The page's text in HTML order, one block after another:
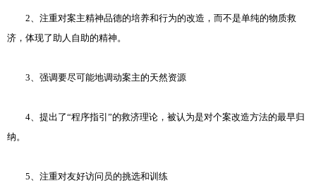
2、注重对案主精神品德的培养和行为的改造，而不是单纯的物质救
济，体现了助人自助的精神。
3、强调要尽可能地调动案主的天然资源
4、提出了“程序指引”的救济理论，被认为是对个案改造方法的最早归
纳。
5、注重对友好访问员的挑选和训练